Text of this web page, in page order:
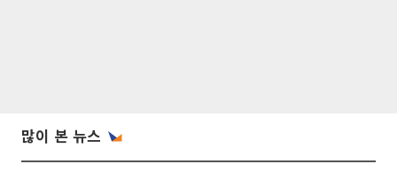
많이 본 뉴스